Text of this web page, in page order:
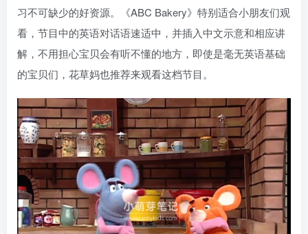
习不可缺少的好资源。《ABC Bakery》特别适合小朋友们观
看，节目中的英语对话语速适中，并插入中文示意和相应讲
解，不用担心宝贝会有听不懂的地方，即使是毫无英语基础
的宝贝们，花草妈也推荐来观看这档节目。